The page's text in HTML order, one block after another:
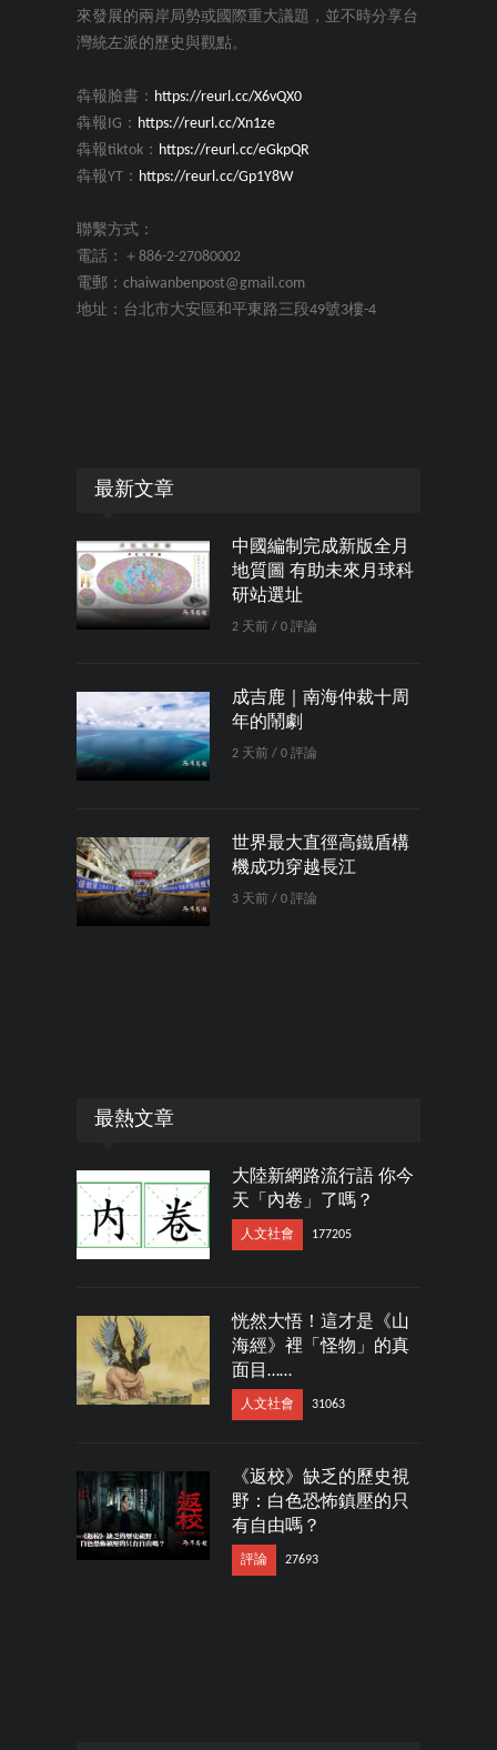
來發展的兩岸局勢或國際重大議題，並不時分享台
灣統左派的歷史與觀點。
犇報臉書： https://reurl.cc/X6vQX0
犇報IG： https://reurl.cc/Xn1ze
犇報tiktok： https://reurl.cc/eGkpQR
犇報YT： https://reurl.cc/Gp1Y8W
聯繫方式：
電話：＋886-2-27080002
電郵：chaiwanbenpost@gmail.com
地址：台北市大安區和平東路三段49號3樓-4
最新文章
中國編制完成新版全月
地質圖 有助未來月球科
研站選址
2 天前 / 0 評論
成吉鹿｜南海仲裁十周
年的鬧劇
2 天前 / 0 評論
世界最大直徑高鐵盾構
機成功穿越長江
3 天前 / 0 評論
最熱文章
大陸新網路流行語 你今
天「內卷」了嗎？
人文社會 177205
恍然大悟！這才是《山
海經》裡「怪物」的真
面目……
人文社會 31063
《返校》缺乏的歷史視
野：白色恐怖鎮壓的只
有自由嗎？
評論 27693